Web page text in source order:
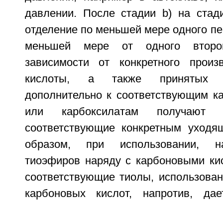
давлении. После стадии b) на
отделение по меньшей мере одного
меньшей мере от одного
зависимости от конкретного
кислоты, а также принятых
дополнительно к соответствующим
или карбоксилатам получают
соответствующие конкретным
образом, при использовании,
тиоэфиров наряду с карбоновыми
соответствующие тиолы,
карбоновых кислот, напротив,